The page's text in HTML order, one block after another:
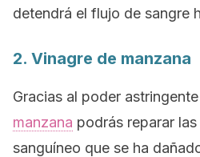
detendrá el flujo de sangre
2. Vinagre de manzana
Gracias al poder
manzana podrás reparar
sanguíneo que se ha